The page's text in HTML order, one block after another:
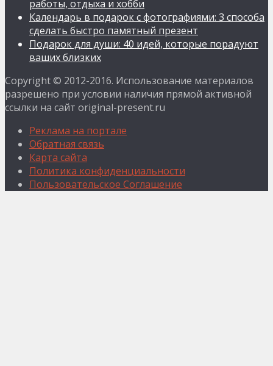
работы, отдыха и хобби
Календарь в подарок с фотографиями: 3 способа
сделать быстро памятный презент
Подарок для души: 40 идей, которые порадуют
ваших близких
Copyright © 2012-2016. Использование материалов
разрешено при условии наличия прямой активной
ссылки на сайт original-present.ru
Реклама на портале
Обратная связь
Карта сайта
Политика конфиденциальности
Пользовательское Соглашение